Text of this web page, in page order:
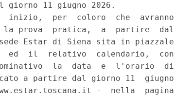
11 giugno 2026.
inizio,  per  coloro  che  avranno
la prova  pratica,  a  partire  dal
Estar di Siena sita in piazzale
ed  il  relativo  calendario,  con
la  data  e  l'orario  di
a partire dal giorno 11  giugno
-  nella  pagina